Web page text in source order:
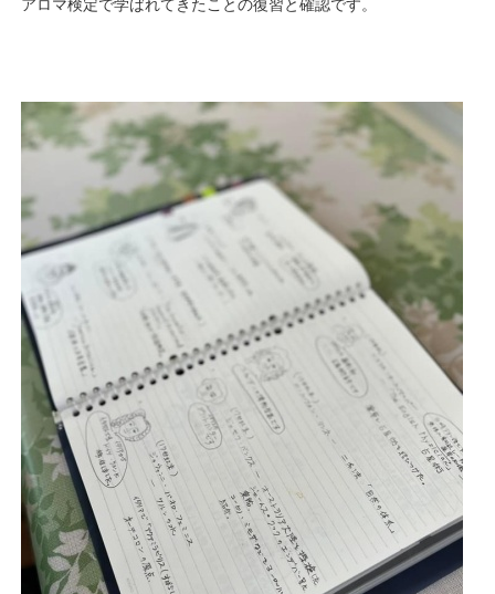
アロマ検定で学ばれてきたことの復習と確認です。